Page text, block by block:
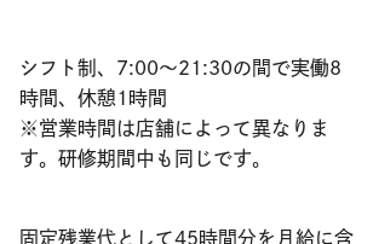
シフト制、7:00〜21:30の間で実働8
時間、休憩1時間
※営業時間は店舗によって異なりま
す。研修期間中も同じです。
固定残業代として45時間分を月給に含